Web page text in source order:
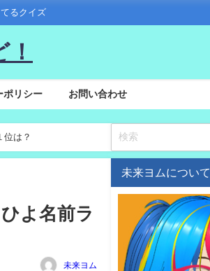
るクイズ
ポリシー お問い合わせ
位は？
よ名前ラ
未来ヨム
未来ヨムについて